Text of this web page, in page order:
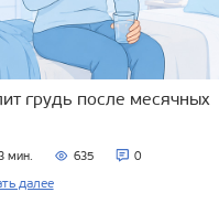
грудь после месячных
мин. 635 0
далее